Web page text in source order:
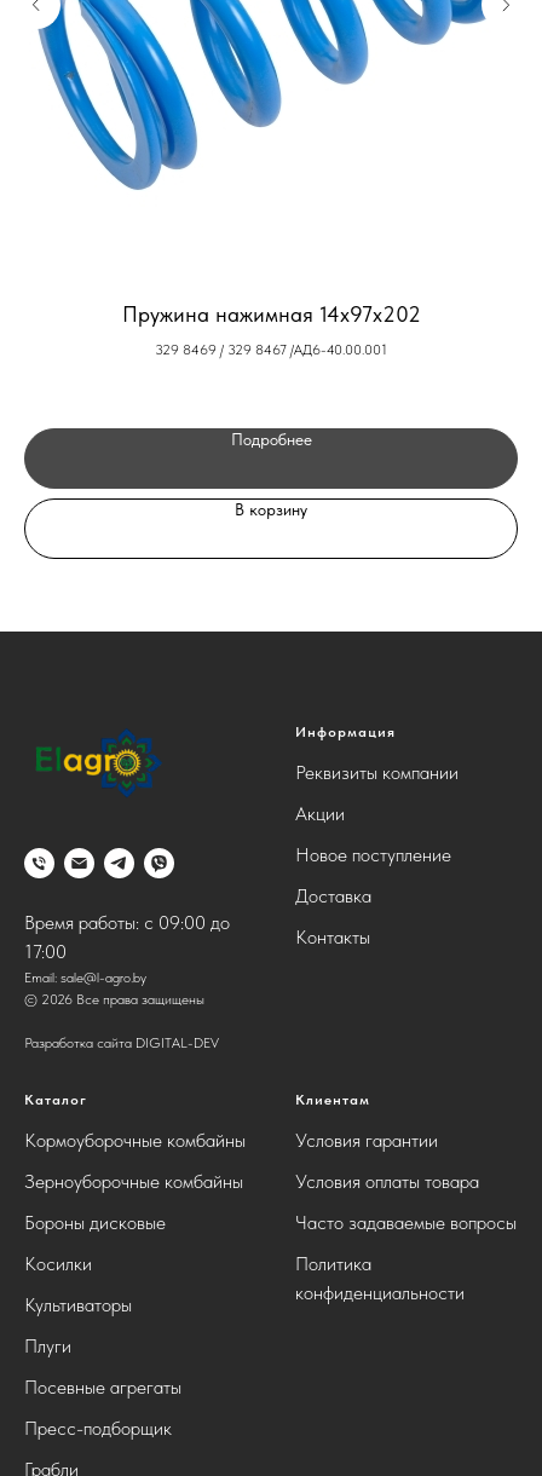
Пружина нажимная 14х97х202
329 8469 / 329 8467 /АД6-40.00.001
Подробнее
В корзину
Время работы: с 09:00 до
17:00
Email: sale@l-agro.by
© 2026 Все права защищены
Разработка сайта DIGITAL-DEV
Информация
Реквизиты компании
Акции
Новое поступление
Доставка
Контакты
Каталог
Кормоуборочные комбайны
Зерноуборочные комбайны
Бороны дисковые
Косилки
Культиваторы
Плуги
Посевные агрегаты
Пресс-подборщик
Грабли
Клиентам
Условия гарантии
Условия оплаты товара
Часто задаваемые вопросы
Политика
конфиденциальности